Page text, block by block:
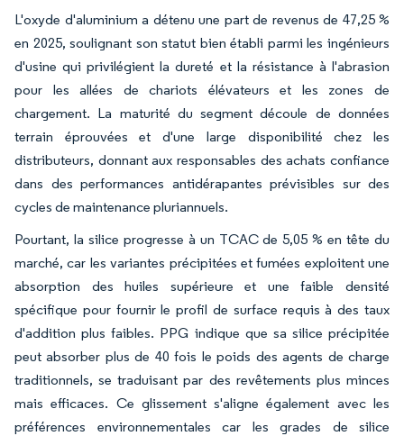
L'oxyde d'aluminium a détenu une part de revenus de 47,25 %
en 2025, soulignant son statut bien établi parmi les ingénieurs
d'usine qui privilégient la dureté et la résistance à l'abrasion
pour les allées de chariots élévateurs et les zones de
chargement. La maturité du segment découle de données
terrain éprouvées et d'une large disponibilité chez les
distributeurs, donnant aux responsables des achats confiance
dans des performances antidérapantes prévisibles sur des
cycles de maintenance pluriannuels.
Pourtant, la silice progresse à un TCAC de 5,05 % en tête du
marché, car les variantes précipitées et fumées exploitent une
absorption des huiles supérieure et une faible densité
spécifique pour fournir le profil de surface requis à des taux
d'addition plus faibles. PPG indique que sa silice précipitée
peut absorber plus de 40 fois le poids des agents de charge
traditionnels, se traduisant par des revêtements plus minces
mais efficaces. Ce glissement s'aligne également avec les
préférences environnementales car les grades de silice